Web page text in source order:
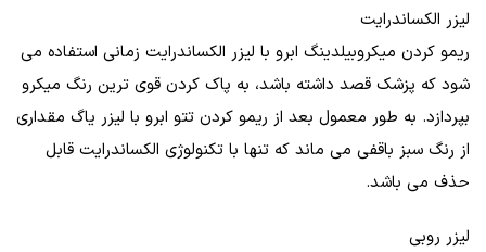
لیزر الکساندرایت
ریمو کردن میکروبیلدینگ ابرو با لیزر الکساندرایت زمانی استفاده می
شود که پزشک قصد داشته باشد، به پاک کردن قوی ترین رنگ میکرو
بپردازد. به طور معمول بعد از ریمو کردن تتو ابرو با لیزر یاگ مقداری
از رنگ سبز باقفی می ماند که تنها با تکنولوژی الکساندرایت قابل
حذف می باشد.
لیزر روبی